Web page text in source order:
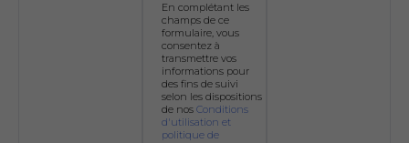
En complétant les
champs de ce
formulaire, vous
consentez à
transmettre vos
informations pour
des fins de suivi
selon les dispositions
de nos Conditions
d'utilisation et
politique de